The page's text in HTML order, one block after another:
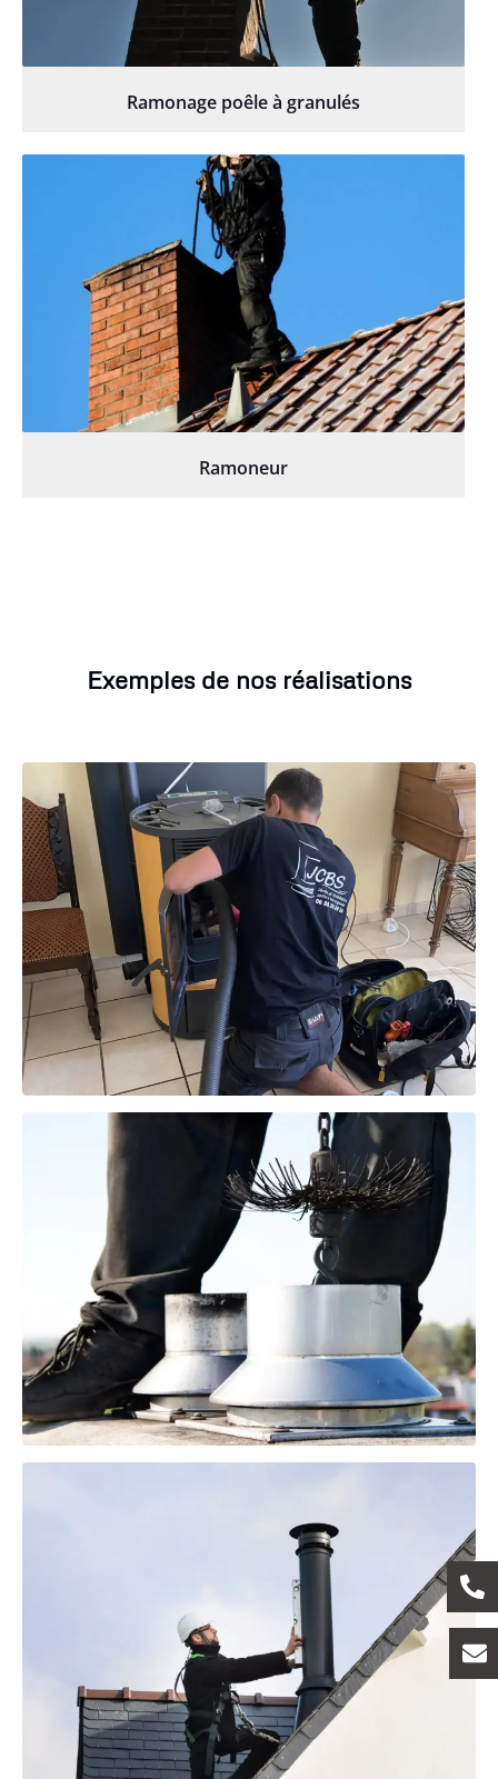
Ramonage poêle à granulés
Ramoneur
Exemples de nos réalisations